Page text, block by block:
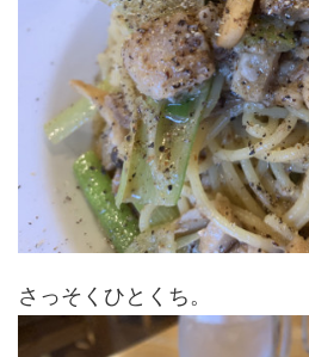
さっそくひとくち。